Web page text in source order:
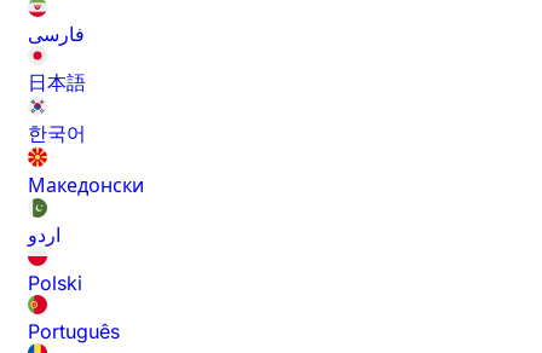
فارسی
日本語
한국어
Македонски
اردو
Polski
Português